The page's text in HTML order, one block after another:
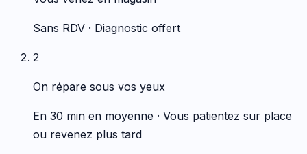
Sans RDV · Diagnostic offert
2
On répare sous vos yeux
En 30 min en moyenne · Vous patientez sur place
ou revenez plus tard